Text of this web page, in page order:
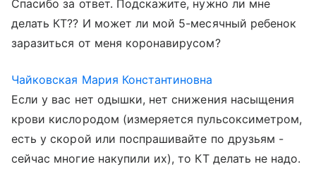
Спасибо за ответ. Подскажите, нужно ли мне
делать КТ?? И может ли мой 5-месячный ребенок
заразиться от меня коронавирусом?
Чайковская Мария Константиновна
Если у вас нет одышки, нет снижения насыщения
крови кислородом (измеряется пульсоксиметром,
есть у скорой или поспрашивайте по друзьям -
сейчас многие накупили их), то КТ делать не надо.